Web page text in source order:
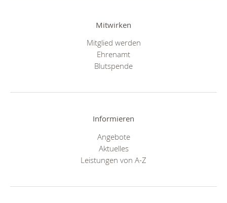
Mitwirken
Mitglied werden
Ehrenamt
Blutspende
Informieren
Angebote
Aktuelles
Leistungen von A-Z